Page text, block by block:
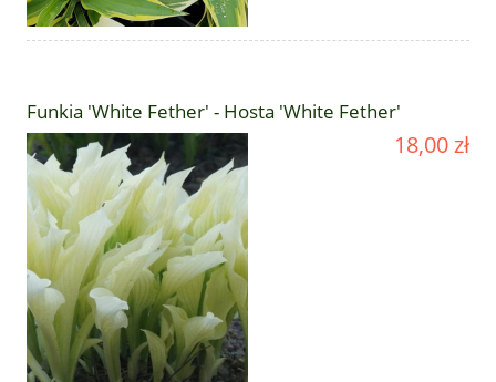
Funkia 'White Fether' - Hosta 'White Fether'
18,00 zł